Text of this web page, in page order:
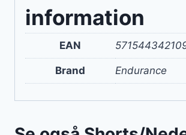
information
EAN
Brand Endurance